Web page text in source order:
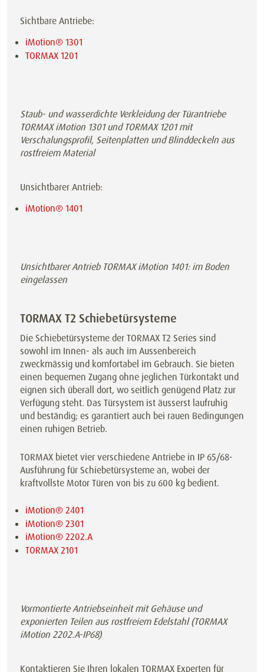
Sichtbare Antriebe:
iMotion® 1301
TORMAX 1201
Staub- und wasserdichte Verkleidung der Türantriebe
TORMAX iMotion 1301 und TORMAX 1201 mit
Verschalungsprofil, Seitenplatten und Blinddeckeln aus
rostfreiem Material
Unsichtbarer Antrieb:
iMotion® 1401
Unsichtbarer Antrieb TORMAX iMotion 1401: im Boden
eingelassen
TORMAX T2 Schiebetürsysteme
Die Schiebetürsysteme der TORMAX T2 Series sind
sowohl im Innen- als auch im Aussenbereich
zweckmässig und komfortabel im Gebrauch. Sie bieten
einen bequemen Zugang ohne jeglichen Türkontakt und
eignen sich überall dort, wo seitlich genügend Platz zur
Verfügung steht. Das Türsystem ist äusserst laufruhig
und beständig; es garantiert auch bei rauen Bedingungen
einen ruhigen Betrieb.
TORMAX bietet vier verschiedene Antriebe in IP 65/68-
Ausführung für Schiebetürsysteme an, wobei der
kraftvollste Motor Türen von bis zu 600 kg bedient.
iMotion® 2401
iMotion® 2301
iMotion® 2202.A
TORMAX 2101
Vormontierte Antriebseinheit mit Gehäuse und
exponierten Teilen aus rostfreiem Edelstahl (TORMAX
iMotion 2202.A-IP68)
Kontaktieren Sie Ihren lokalen TORMAX Experten für